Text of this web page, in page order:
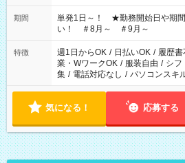
ださい！
期間
単発1日～！ ★勤務開始日や期間
い！ ＃8月～ ＃9月～
特徴 週1日からOK / 日払いOK / 履歴書
業・WワークOK / 服装自由 / シフ
集 / 電話対応なし / パソコンスキ
気になる！ 応募する